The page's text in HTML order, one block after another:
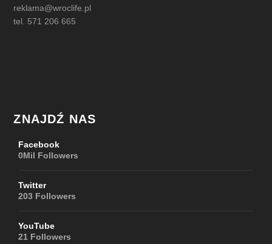
reklama@wroclife.pl
tel. 571 206 665
ZNAJDŹ NAS
Facebook
0Mil Followers
Twitter
203 Followers
YouTube
21 Followers